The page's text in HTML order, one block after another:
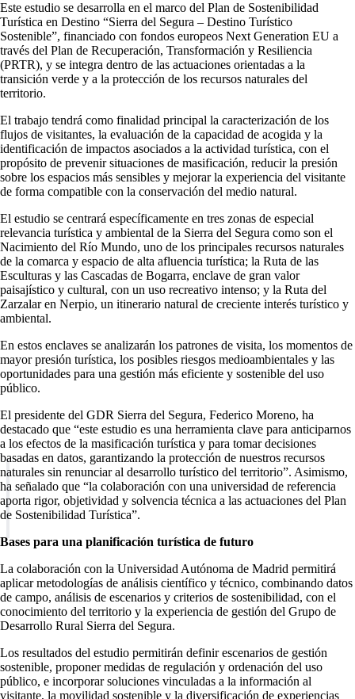
Este estudio se desarrolla en el marco del Plan de Sostenibilidad
Turística en Destino “Sierra del Segura – Destino Turístico
Sostenible”, financiado con fondos europeos Next Generation EU a
través del Plan de Recuperación, Transformación y Resiliencia
(PRTR), y se integra dentro de las actuaciones orientadas a la
transición verde y a la protección de los recursos naturales del
territorio.
El trabajo tendrá como finalidad principal la caracterización de los
flujos de visitantes, la evaluación de la capacidad de acogida y la
identificación de impactos asociados a la actividad turística, con el
propósito de prevenir situaciones de masificación, reducir la presión
sobre los espacios más sensibles y mejorar la experiencia del visitante
de forma compatible con la conservación del medio natural.
El estudio se centrará específicamente en tres zonas de especial
relevancia turística y ambiental de la Sierra del Segura como son el
Nacimiento del Río Mundo, uno de los principales recursos naturales
de la comarca y espacio de alta afluencia turística; la Ruta de las
Esculturas y las Cascadas de Bogarra, enclave de gran valor
paisajístico y cultural, con un uso recreativo intenso; y la Ruta del
Zarzalar en Nerpio, un itinerario natural de creciente interés turístico y
ambiental.
En estos enclaves se analizarán los patrones de visita, los momentos de
mayor presión turística, los posibles riesgos medioambientales y las
oportunidades para una gestión más eficiente y sostenible del uso
público.
El presidente del GDR Sierra del Segura, Federico Moreno, ha
destacado que “este estudio es una herramienta clave para anticiparnos
a los efectos de la masificación turística y para tomar decisiones
basadas en datos, garantizando la protección de nuestros recursos
naturales sin renunciar al desarrollo turístico del territorio”. Asimismo,
ha señalado que “la colaboración con una universidad de referencia
aporta rigor, objetividad y solvencia técnica a las actuaciones del Plan
de Sostenibilidad Turística”.
Bases para una planificación turística de futuro
La colaboración con la Universidad Autónoma de Madrid permitirá
aplicar metodologías de análisis científico y técnico, combinando datos
de campo, análisis de escenarios y criterios de sostenibilidad, con el
conocimiento del territorio y la experiencia de gestión del Grupo de
Desarrollo Rural Sierra del Segura.
Los resultados del estudio permitirán definir escenarios de gestión
sostenible, proponer medidas de regulación y ordenación del uso
público, e incorporar soluciones vinculadas a la información al
visitante, la movilidad sostenible y la diversificación de experiencias